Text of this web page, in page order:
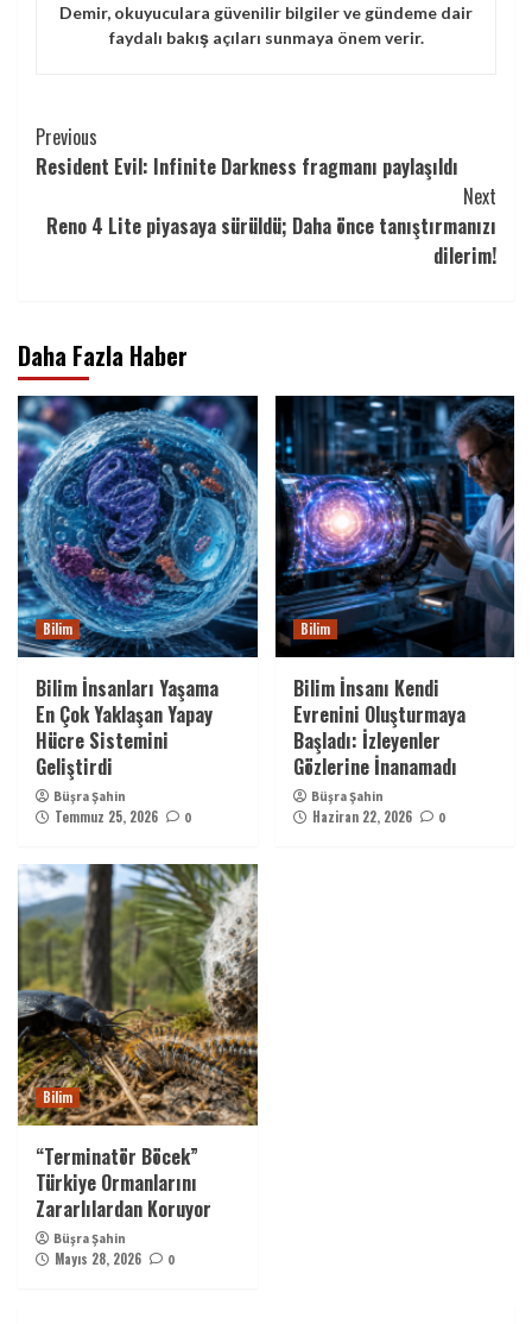
Demir, okuyuculara güvenilir bilgiler ve gündeme dair
faydalı bakış açıları sunmaya önem verir.
Continue
Reading
Previous
Resident Evil: Infinite Darkness fragmanı paylaşıldı
Next
Reno 4 Lite piyasaya sürüldü; Daha önce tanıştırmanızı
dilerim!
Daha Fazla Haber
Bilim
Bilim İnsanları Yaşama
En Çok Yaklaşan Yapay
Hücre Sistemini
Geliştirdi
Büşra Şahin
Temmuz 25, 2026 0
Bilim
Bilim İnsanı Kendi
Evrenini Oluşturmaya
Başladı: İzleyenler
Gözlerine İnanamadı
Büşra Şahin
Haziran 22, 2026 0
Bilim
“Terminatör Böcek”
Türkiye Ormanlarını
Zararlılardan Koruyor
Büşra Şahin
Mayıs 28, 2026 0